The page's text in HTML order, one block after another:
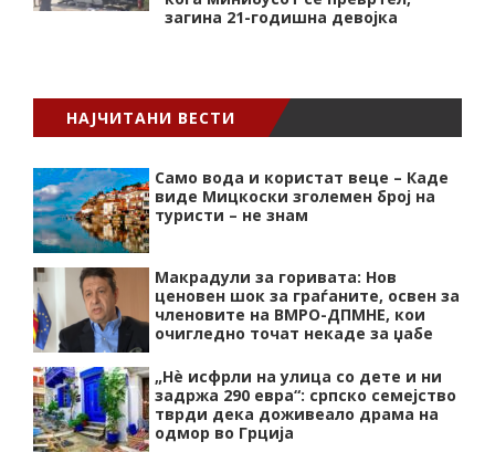
загина 21-годишна девојка
НАЈЧИТАНИ ВЕСТИ
Само вода и користат веце – Каде
виде Мицкоски зголемен број на
туристи – не знам
Макрадули за горивата: Нов
ценовен шок за граѓаните, освен за
членовите на ВМРО-ДПМНЕ, кои
очигледно точат некаде за џабе
„Нѐ исфрли на улица со дете и ни
задржа 290 евра“: српско семејство
тврди дека доживеало драма на
одмор во Грција